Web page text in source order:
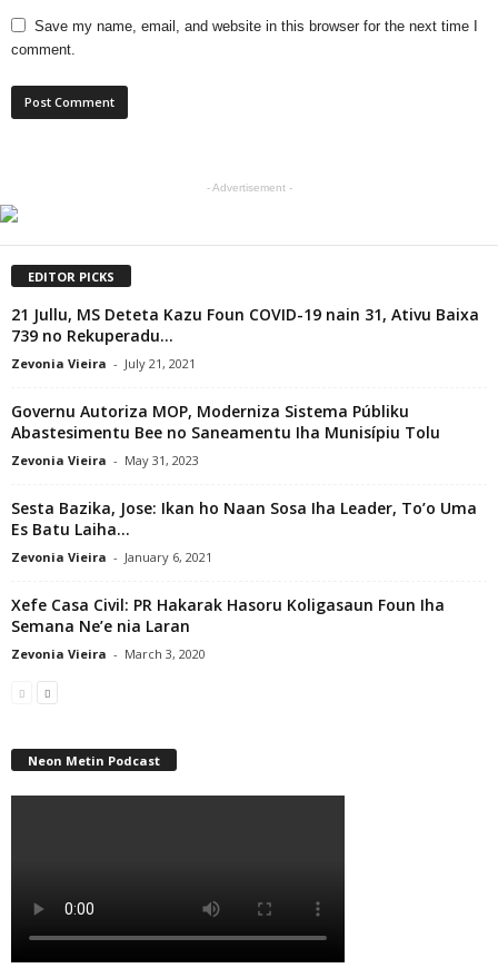
Save my name, email, and website in this browser for the next time I
comment.
- Advertisement -
EDITOR PICKS
21 Jullu, MS Deteta Kazu Foun COVID-19 nain 31, Ativu Baixa
739 no Rekuperadu...
Zevonia Vieira - July 21, 2021
Governu Autoriza MOP, Moderniza Sistema Públiku
Abastesimentu Bee no Saneamentu Iha Munisípiu Tolu
Zevonia Vieira - May 31, 2023
Sesta Bazika, Jose: Ikan ho Naan Sosa Iha Leader, To’o Uma
Es Batu Laiha...
Zevonia Vieira - January 6, 2021
Xefe Casa Civil: PR Hakarak Hasoru Koligasaun Foun Iha
Semana Ne’e nia Laran
Zevonia Vieira - March 3, 2020
Neon Metin Podcast